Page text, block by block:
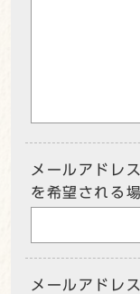
メールアドレ
を希望される
メールアドレ